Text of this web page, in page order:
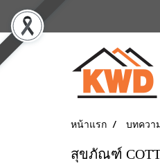
หน้าแรก บทควา
สุขภัณฑ์